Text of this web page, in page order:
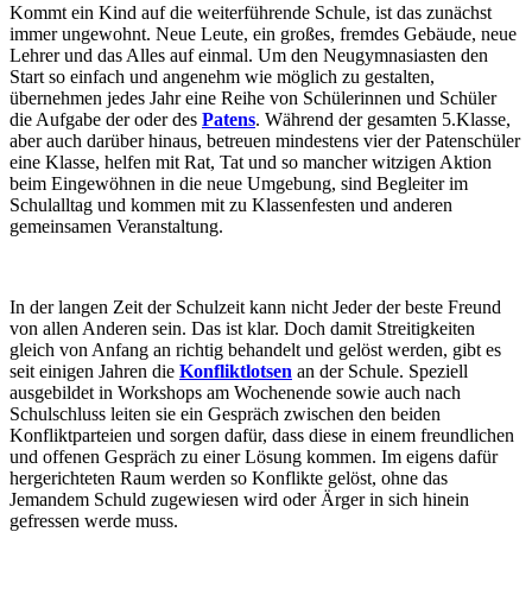
Kommt ein Kind auf die weiterführende Schule, ist das zunächst
immer ungewohnt. Neue Leute, ein großes, fremdes Gebäude, neue
Lehrer und das Alles auf einmal. Um den Neugymnasiasten den
Start so einfach und angenehm wie möglich zu gestalten,
übernehmen jedes Jahr eine Reihe von Schülerinnen und Schüler
die Aufgabe der oder des Patens. Während der gesamten 5.Klasse,
aber auch darüber hinaus, betreuen mindestens vier der Patenschüler
eine Klasse, helfen mit Rat, Tat und so mancher witzigen Aktion
beim Eingewöhnen in die neue Umgebung, sind Begleiter im
Schulalltag und kommen mit zu Klassenfesten und anderen
gemeinsamen Veranstaltung.
In der langen Zeit der Schulzeit kann nicht Jeder der beste Freund
von allen Anderen sein. Das ist klar. Doch damit Streitigkeiten
gleich von Anfang an richtig behandelt und gelöst werden, gibt es
seit einigen Jahren die Konfliktlotsen an der Schule. Speziell
ausgebildet in Workshops am Wochenende sowie auch nach
Schulschluss leiten sie ein Gespräch zwischen den beiden
Konfliktparteien und sorgen dafür, dass diese in einem freundlichen
und offenen Gespräch zu einer Lösung kommen. Im eigens dafür
hergerichteten Raum werden so Konflikte gelöst, ohne das
Jemandem Schuld zugewiesen wird oder Ärger in sich hinein
gefressen werde muss.